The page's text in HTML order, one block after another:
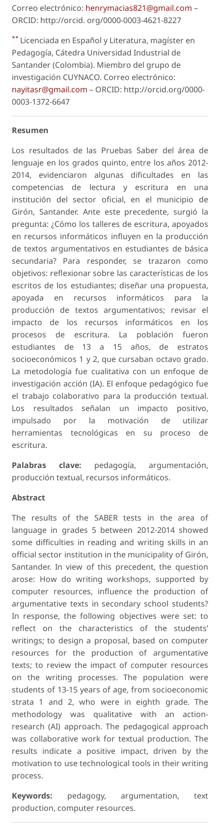
Correo electrónico: henrymacias821@gmail.com –
ORCID: http://orcid. org/0000-0003-4621-8227
** Licenciada en Español y Literatura, magíster en
Pedagogía, Cátedra Universidad Industrial de
Santander (Colombia). Miembro del grupo de
investigación CUYNACO. Correo electrónico:
nayitasr@gmail.com – ORCID: http://orcid.org/0000-
0003-1372-6647
Resumen
Los resultados de las Pruebas Saber del área de
lenguaje en los grados quinto, entre los años 2012-
2014, evidenciaron algunas dificultades en las
competencias de lectura y escritura en una
institución del sector oficial, en el municipio de
Girón, Santander. Ante este precedente, surgió la
pregunta: ¿Cómo los talleres de escritura, apoyados
en recursos informáticos influyen en la producción
de textos argumentativos en estudiantes de básica
secundaria? Para responder, se trazaron como
objetivos: reflexionar sobre las características de los
escritos de los estudiantes; diseñar una propuesta,
apoyada en recursos informáticos para la
producción de textos argumentativos; revisar el
impacto de los recursos informáticos en los
procesos de escritura. La población fueron
estudiantes de 13 a 15 años, de estratos
socioeconómicos 1 y 2, que cursaban octavo grado.
La metodología fue cualitativa con un enfoque de
investigación acción (IA). El enfoque pedagógico fue
el trabajo colaborativo para la producción textual.
Los resultados señalan un impacto positivo,
impulsado por la motivación de utilizar
herramientas tecnológicas en su proceso de
escritura.
Palabras clave: pedagogía, argumentación,
producción textual, recursos informáticos.
Abstract
The results of the SABER tests in the area of
language in grades 5 between 2012-2014 showed
some difficulties in reading and writing skills in an
official sector institution in the municipality of Girón,
Santander. In view of this precedent, the question
arose: How do writing workshops, supported by
computer resources, influence the production of
argumentative texts in secondary school students?
In response, the following objectives were set: to
reflect on the characteristics of the students’
writings; to design a proposal, based on computer
resources for the production of argumentative
texts; to review the impact of computer resources
on the writing processes. The population were
students of 13-15 years of age, from socioeconomic
strata 1 and 2, who were in eighth grade. The
methodology was qualitative with an action-
research (AI) approach. The pedagogical approach
was collaborative work for textual production. The
results indicate a positive impact, driven by the
motivation to use technological tools in their writing
process.
Keywords: pedagogy, argumentation, text
production, computer resources.